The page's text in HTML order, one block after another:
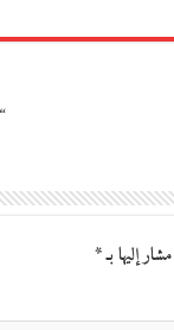
إليها بـ*